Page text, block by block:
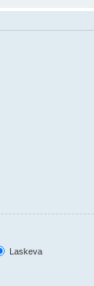
Laskeva